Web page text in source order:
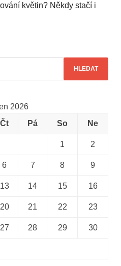
květin? Někdy stačí i
2026
Čt Pá So Ne
1 2
6 7 8 9
13 14 15 16
20 21 22 23
27 28 29 30